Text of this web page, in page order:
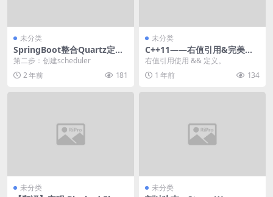
未分类
SpringBoot整合Quartz定时
任务
第二步：创建scheduler
2 年前
181
未分类
C++11——右值引用&完美转
发
右值引用使用 && 定义。
1 年前
134
未分类 未分类